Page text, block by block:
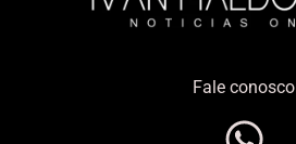
Fale conosco